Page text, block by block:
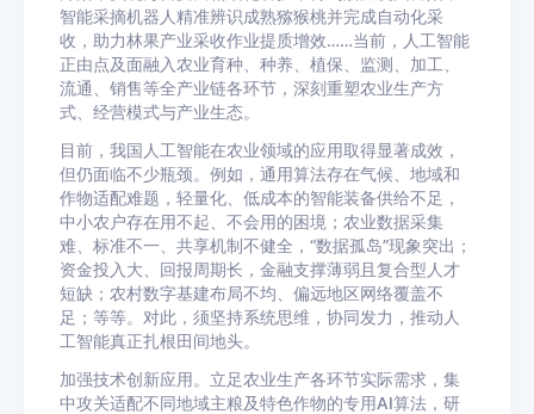
智能采摘机器人精准辨识成熟猕猴桃并完成自动化采
收，助力林果产业采收作业提质增效……当前，人工智能
正由点及面融入农业育种、种养、植保、监测、加工、
流通、销售等全产业链各环节，深刻重塑农业生产方
式、经营模式与产业生态。
目前，我国人工智能在农业领域的应用取得显著成效，
但仍面临不少瓶颈。例如，通用算法存在气候、地域和
作物适配难题，轻量化、低成本的智能装备供给不足，
中小农户存在用不起、不会用的困境；农业数据采集
难、标准不一、共享机制不健全，“数据孤岛”现象突出；
资金投入大、回报周期长，金融支撑薄弱且复合型人才
短缺；农村数字基建布局不均、偏远地区网络覆盖不
足；等等。对此，须坚持系统思维，协同发力，推动人
工智能真正扎根田间地头。
加强技术创新应用。立足农业生产各环节实际需求，集
中攻关适配不同地域主粮及特色作物的专用AI算法，研